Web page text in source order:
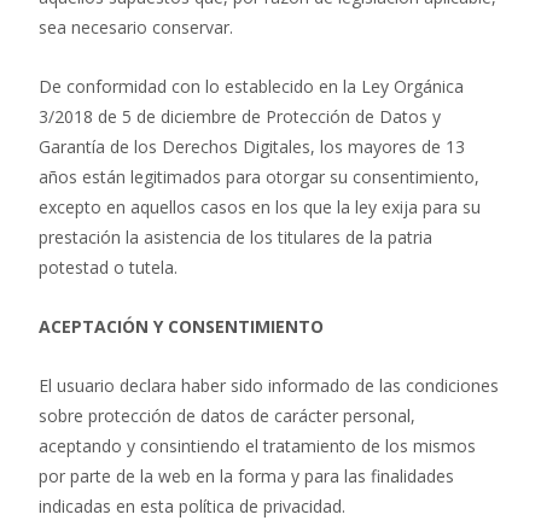
sea necesario conservar.
De conformidad con lo establecido en la Ley Orgánica
3/2018 de 5 de diciembre de Protección de Datos y
Garantía de los Derechos Digitales, los mayores de 13
años están legitimados para otorgar su consentimiento,
excepto en aquellos casos en los que la ley exija para su
prestación la asistencia de los titulares de la patria
potestad o tutela.
ACEPTACIÓN Y CONSENTIMIENTO
El usuario declara haber sido informado de las condiciones
sobre protección de datos de carácter personal,
aceptando y consintiendo el tratamiento de los mismos
por parte de la web en la forma y para las finalidades
indicadas en esta política de privacidad.